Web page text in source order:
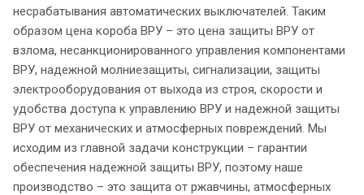
несрабатывания автоматических выключателей. Таким
образом цена короба ВРУ – это цена защиты ВРУ от
взлома, несанкционированного управления компонентами
ВРУ, надежной молниезащиты, сигнализации, защиты
электрооборудования от выхода из строя, скорости и
удобства доступа к управлению ВРУ и надежной защиты
ВРУ от механических и атмосферных повреждений. Мы
исходим из главной задачи конструкции – гарантии
обеспечения надежной защиты ВРУ, поэтому наше
производство – это защита от ржавчины, атмосферных